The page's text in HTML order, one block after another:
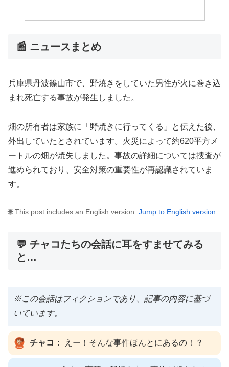
📰 ニュースまとめ
兵庫県丹波篠山市で、野焼きをしていた男性が火に巻き込
まれ死亡する事故が発生しました。
畑の所有者は家族に「野焼きに行ってくる」と伝えた後、
外出していたとされています。火災によって約620平方メ
ートルの畑が焼失しました。事故の詳細については捜査が
進められており、安全対策の重要性が再認識されていま
す。
🌐 This post includes an English version. Jump to English version
💬 チャコたちの会話に耳をすませてみる
と…
※この会話はフィクションであり、記事の内容に基づ
いています。
チャコ： えー！そんな事件ほんとにあるの！？